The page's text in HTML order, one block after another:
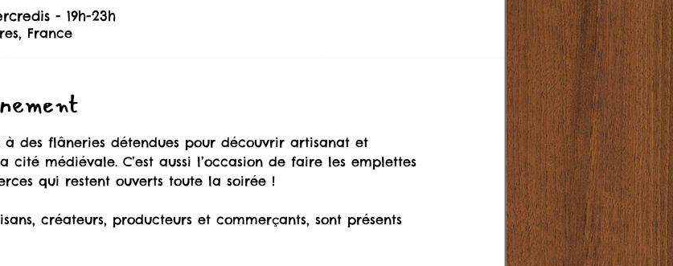
- 19h-23h
France
des flâneries détendues pour découvrir artisanat et
cité médiévale. C’est aussi l’occasion de faire les emplettes
qui restent ouverts toute la soirée !